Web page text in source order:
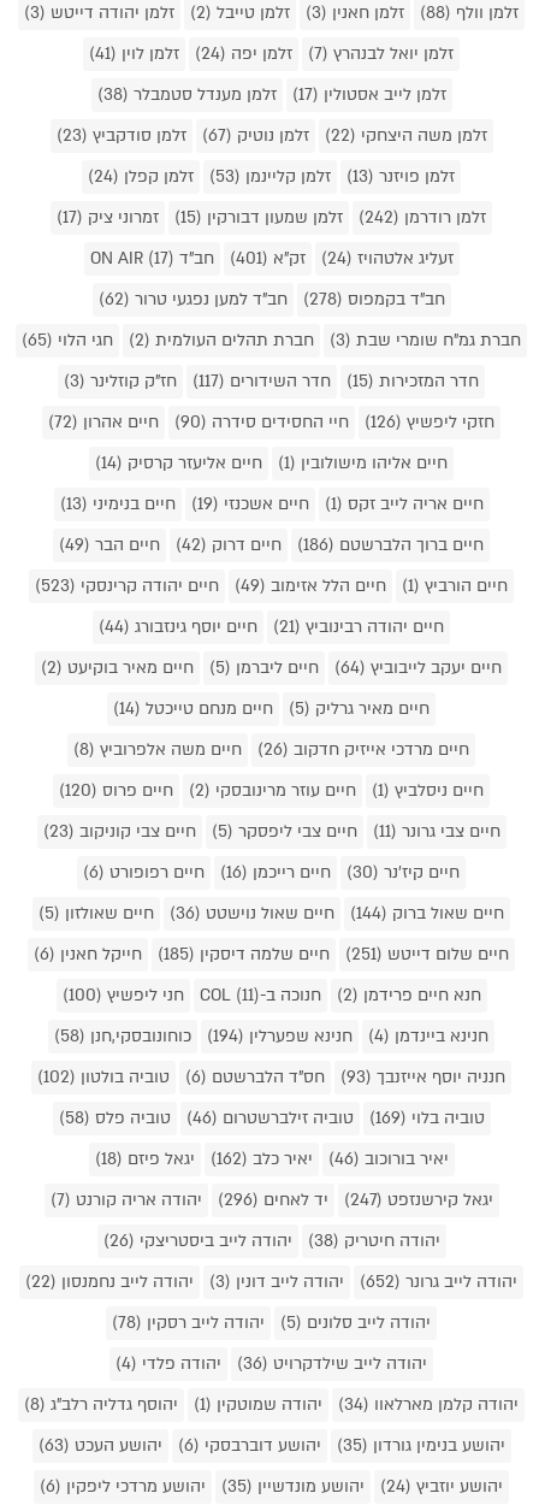
זלמן וולף (88)
זלמן חאנין (3) זלמן טייבל (2)
זלמן יהודה דייטש (3)
זלמן יואל לבנהרץ (7)
זלמן יפה (24)
זלמן לוין (41)
זלמן לייב אסטולין (17)
זלמן מענדל סטמבלר (38)
זלמן משה היצחקי (22)
זלמן נוטיק (67)
זלמן סודקביץ (23)
זלמן פויזנר (13)
זלמן קליינמן (53)
זלמן קפלן (24)
זלמן רודרמן (242)
זלמן שמעון דבורקין (15)
זמרוני ציק (17)
זעליג אלטהויז (24)
זק"א (401)
חב"ד ON AIR (17)
חב"ד בקמפוס (278)
חב"ד למען נפגעי טרור (62)
חברת גמ"ח שומרי שבת (3)
חברת תהלים העולמית (2)
חגי הלוי (65)
חדר המזכירות (15)
חדר השידורים (117)
חז"ק קוזלינר (3)
חזקי ליפשיץ (126)
חיי החסידים סידרה (90)
חיים אהרון (72)
חיים אליהו מישולובין (1)
חיים אליעזר קרסיק (14)
חיים אריה לייב זקס (1)
חיים אשכנזי (19)
חיים בנימיני (13)
חיים ברוך הלברשטם (186)
חיים דרוק (42)
חיים הבר (49)
חיים הורביץ (1)
חיים הלל אזימוב (49)
חיים יהודה קרינסקי (523)
חיים יהודה רבינוביץ (21)
חיים יוסף גינזבורג (44)
חיים יעקב לייבוביץ (64)
חיים ליברמן (5)
חיים מאיר בוקיעט (2)
חיים מאיר גרליק (5)
חיים מנחם טייכטל (14)
חיים מרדכי אייזיק חדקוב (26)
חיים משה אלפרוביץ (8)
חיים ניסלביץ (1)
חיים עוזר מרינובסקי (2)
חיים פרוס (120)
חיים צבי גרונר (11)
חיים צבי ליפסקר (5)
חיים צבי קוניקוב (23)
חיים קיז'נר (30)
חיים רייכמן (16)
חיים רפופורט (6)
חיים שאול ברוק (144)
חיים שאול נוישטט (36)
חיים שאולזון (5)
חיים שלום דייטש (251)
חיים שלמה דיסקין (185)
חייקל חאנין (6)
חנא חיים פרידמן (2)
חנוכה ב-COL (11)
חני ליפשיץ (100)
חנינא ביינדמן (4)
חנינא שפערלין (194)
כוחונובסקי,חנן (58)
חנניה יוסף אייזנבך (93)
חס"ד הלברשטם (6)
טוביה בולטון (102)
טוביה בלוי (169)
טוביה זילברשטרום (46)
טוביה פלס (58)
יאיר בורוכוב (46)
יאיר כלב (162)
יגאל פיזם (18)
יגאל קירשנזפט (247)
יד לאחים (296)
יהודה אריה קורנט (7)
יהודה חיטריק (38)
יהודה לייב ביסטריצקי (26)
יהודה לייב גרונר (652)
יהודה לייב דונין (3)
יהודה לייב נחמנסון (22)
יהודה לייב סלונים (5)
יהודה לייב רסקין (78)
יהודה לייב שילדקרויט (36)
יהודה פלדי (4)
יהודה קלמן מארלאוו (34)
יהודה שמוטקין (1)
יהוסף גדליה רלב"ג (8)
יהושע בנימין גורדון (35)
יהושע דוברבסקי (6)
יהושע העכט (63)
יהושע יוזביץ (24)
יהושע מונדשיין (35)
יהושע מרדכי ליפקין (6)